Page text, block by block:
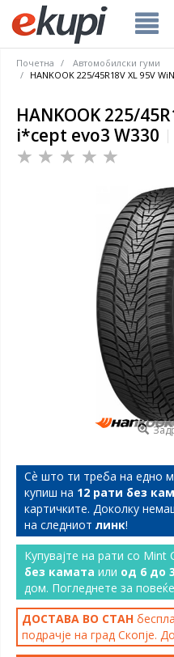
Почетна
Автомобилски гуми
HANKOOK 225/45R18V XL 95V
HANKOOK 225/
i*cept evo3 W330
Сѐ што ти треба на едно
купиш на 12 рати без
картичките. Доколку
на следниот линк!
Купувајте на рати со
без камата или од 6 до
дом. Погледнете за
ДОСТАВА ВО СТАН
подрачје на град Скопје.